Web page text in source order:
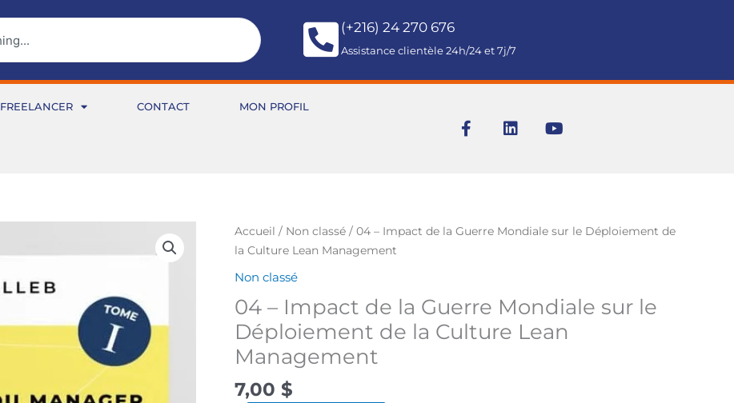
(+216) 24 270 676
Assistance clientèle 24h/24 et 7j/7
FREELANCER CONTACT MON PROFIL
F
a
k
L
i
n
Y
o
Accueil / Non classé / 04 – Impact de la Guerre Mondiale sur le Déploiement de
la Culture Lean Management
Non classé
04 – Impact de la Guerre Mondiale sur le
Déploiement de la Culture Lean
Management
7,00 $
quantité
de
Impact
de
la
Guerre
Mondiale